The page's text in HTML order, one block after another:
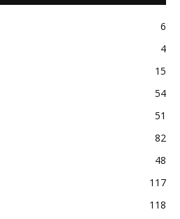
6
4
15
54
51
82
48
117
118